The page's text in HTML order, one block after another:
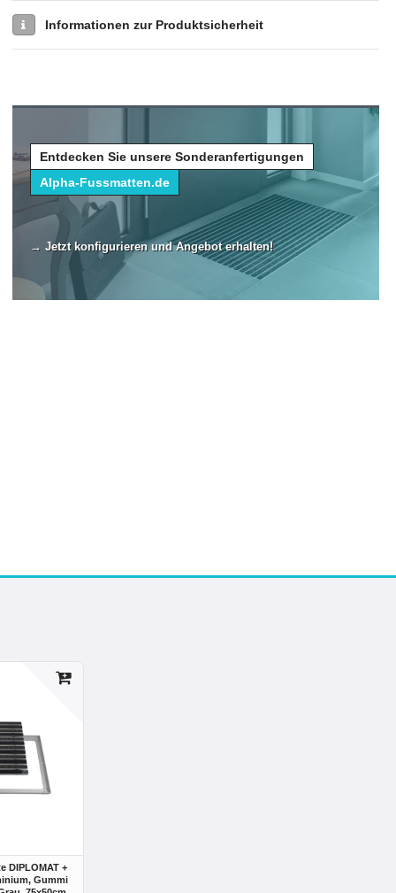
Informationen zur Produktsicherheit
Entdecken Sie unsere Sonderanfertigungen
Alpha-Fussmatten.de
→ Jetzt konfigurieren und Angebot erhalten!
DIPLOMAT +
Gummi